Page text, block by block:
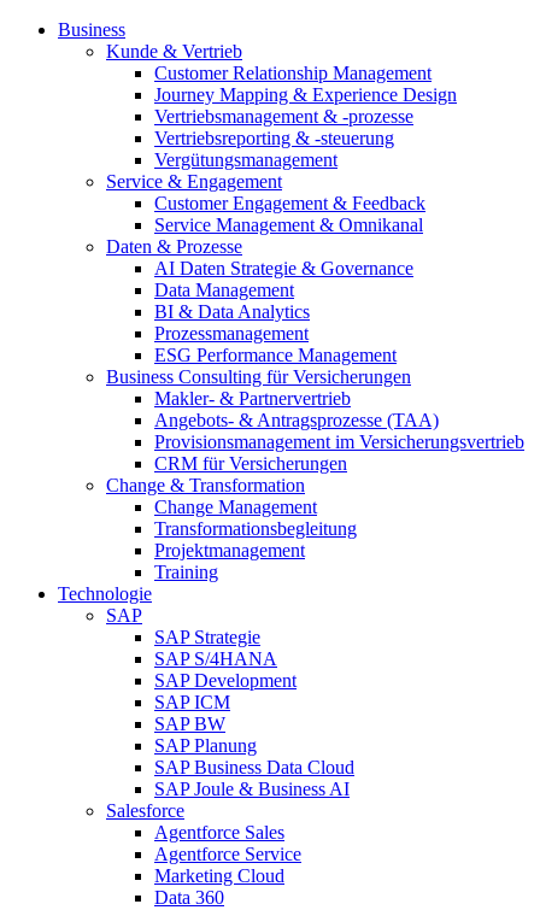
Business
Kunde & Vertrieb
Customer Relationship Management
Journey Mapping & Experience Design
Vertriebsmanagement & -prozesse
Vertriebsreporting & -steuerung
Vergütungsmanagement
Service & Engagement
Customer Engagement & Feedback
Service Management & Omnikanal
Daten & Prozesse
AI Daten Strategie & Governance
Data Management
BI & Data Analytics
Prozessmanagement
ESG Performance Management
Business Consulting für Versicherungen
Makler- & Partnervertrieb
Angebots- & Antragsprozesse (TAA)
Provisionsmanagement im Versicherungsvertrieb
CRM für Versicherungen
Change & Transformation
Change Management
Transformationsbegleitung
Projektmanagement
Training
Technologie
SAP
SAP Strategie
SAP S/4HANA
SAP Development
SAP ICM
SAP BW
SAP Planung
SAP Business Data Cloud
SAP Joule & Business AI
Salesforce
Agentforce Sales
Agentforce Service
Marketing Cloud
Data 360